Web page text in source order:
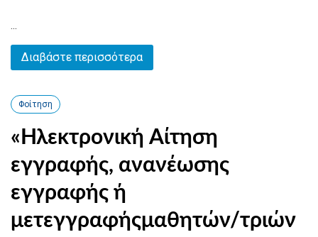
...
Διαβάστε περισσότερα
Φοίτηση
«Ηλεκτρονική Αίτηση
εγγραφής, ανανέωσης
εγγραφής ή
μετεγγραφήςμαθητών/τριών